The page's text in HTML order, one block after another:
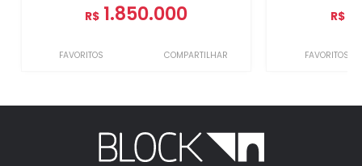
R$ 1.850.000
FAVORITOS COMPARTILHAR
R$
FAVORITOS